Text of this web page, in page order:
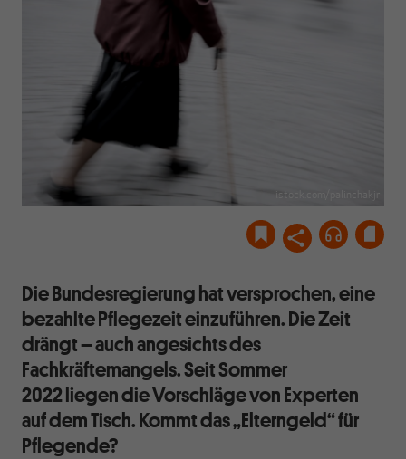
istock.com/palinchakjr
Die Bundesregierung hat versprochen, eine
bezahlte Pflegezeit einzuführen. Die Zeit
drängt – auch angesichts des
Fachkräftemangels. Seit Sommer
2022 liegen die Vorschläge von Experten
auf dem Tisch. Kommt das „Elterngeld“ für
Pflegende?